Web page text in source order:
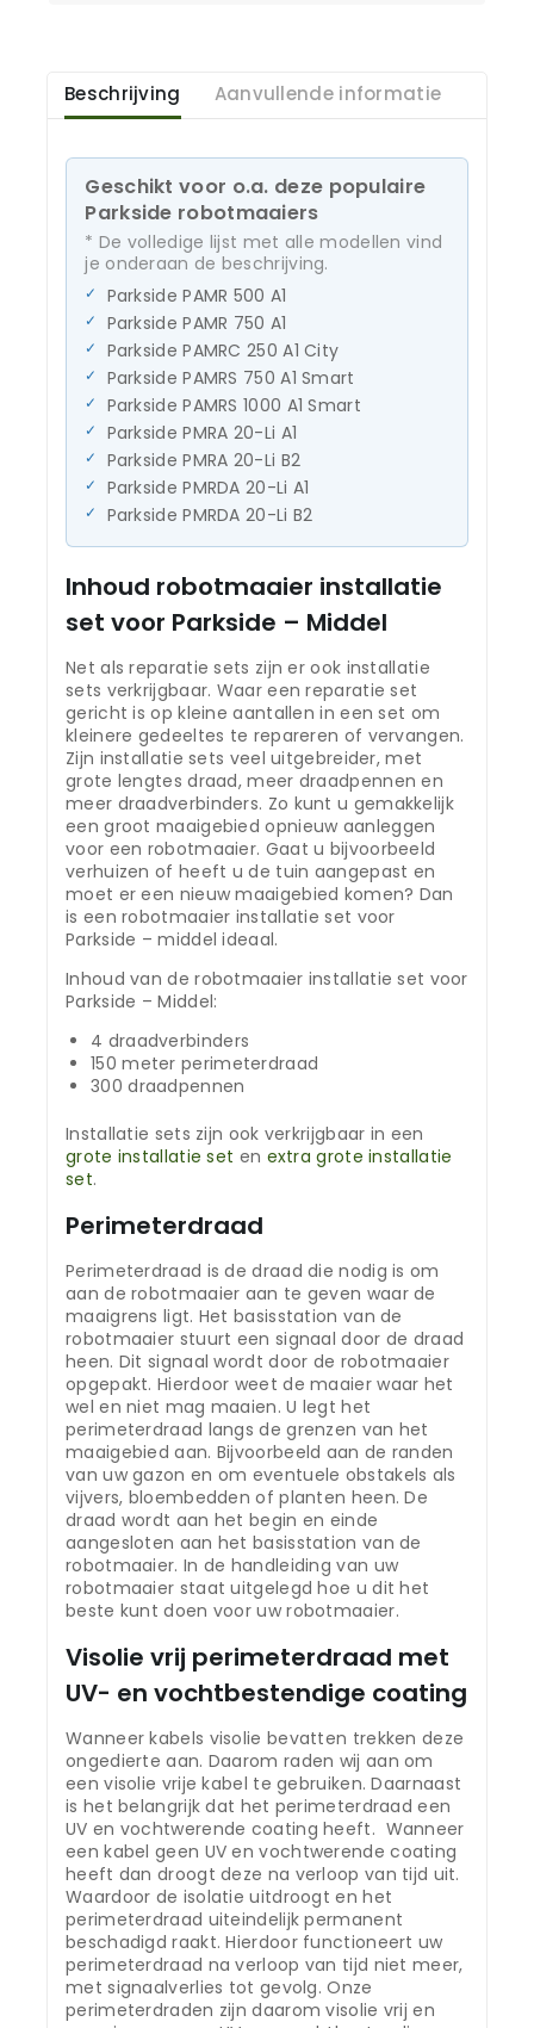
Beschrijving Aanvullende informatie
Geschikt voor o.a. deze populaire
Parkside robotmaaiers
* De volledige lijst met alle modellen vind
je onderaan de beschrijving.
Parkside PAMR 500 A1
Parkside PAMR 750 A1
Parkside PAMRC 250 A1 City
Parkside PAMRS 750 A1 Smart
Parkside PAMRS 1000 A1 Smart
Parkside PMRA 20-Li A1
Parkside PMRA 20-Li B2
Parkside PMRDA 20-Li A1
Parkside PMRDA 20-Li B2
Inhoud robotmaaier installatie
set voor Parkside – Middel
Net als reparatie sets zijn er ook installatie
sets verkrijgbaar. Waar een reparatie set
gericht is op kleine aantallen in een set om
kleinere gedeeltes te repareren of vervangen.
Zijn installatie sets veel uitgebreider, met
grote lengtes draad, meer draadpennen en
meer draadverbinders. Zo kunt u gemakkelijk
een groot maaigebied opnieuw aanleggen
voor een robotmaaier. Gaat u bijvoorbeeld
verhuizen of heeft u de tuin aangepast en
moet er een nieuw maaigebied komen? Dan
is een robotmaaier installatie set voor
Parkside – middel ideaal.
Inhoud van de robotmaaier installatie set voor
Parkside – Middel:
4 draadverbinders
150 meter perimeterdraad
300 draadpennen
Installatie sets zijn ook verkrijgbaar in een
grote installatie set en extra grote installatie
set.
Perimeterdraad
Perimeterdraad is de draad die nodig is om
aan de robotmaaier aan te geven waar de
maaigrens ligt. Het basisstation van de
robotmaaier stuurt een signaal door de draad
heen. Dit signaal wordt door de robotmaaier
opgepakt. Hierdoor weet de maaier waar het
wel en niet mag maaien. U legt het
perimeterdraad langs de grenzen van het
maaigebied aan. Bijvoorbeeld aan de randen
van uw gazon en om eventuele obstakels als
vijvers, bloembedden of planten heen. De
draad wordt aan het begin en einde
aangesloten aan het basisstation van de
robotmaaier. In de handleiding van uw
robotmaaier staat uitgelegd hoe u dit het
beste kunt doen voor uw robotmaaier.
Visolie vrij perimeterdraad met
UV- en vochtbestendige coating
Wanneer kabels visolie bevatten trekken deze
ongedierte aan. Daarom raden wij aan om
een visolie vrije kabel te gebruiken. Daarnaast
is het belangrijk dat het perimeterdraad een
UV en vochtwerende coating heeft. Wanneer
een kabel geen UV en vochtwerende coating
heeft dan droogt deze na verloop van tijd uit.
Waardoor de isolatie uitdroogt en het
perimeterdraad uiteindelijk permanent
beschadigd raakt. Hierdoor functioneert uw
perimeterdraad na verloop van tijd niet meer,
met signaalverlies tot gevolg. Onze
perimeterdraden zijn daarom visolie vrij en